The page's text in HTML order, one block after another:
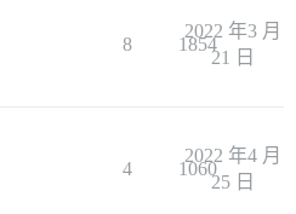
8 1854
2022 年3 月
21 日
4 1060
2022 年4 月
25 日